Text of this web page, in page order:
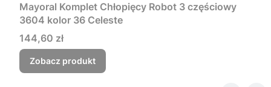
Mayoral Komplet Chłopięcy Robot 3 częściowy
3604 kolor 36 Celeste
Cena
144,60 zł
Zobacz produkt